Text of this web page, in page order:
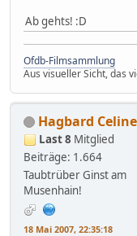
Ab gehts! :D
Ofdb-Filmsammlung
Aus visueller Sicht, das
Hagbard Celine
Last 8 Mitglied
Beiträge: 1.664
Taubtrüber Ginst am
Musenhain!
18 Mai 2007, 22:35:18